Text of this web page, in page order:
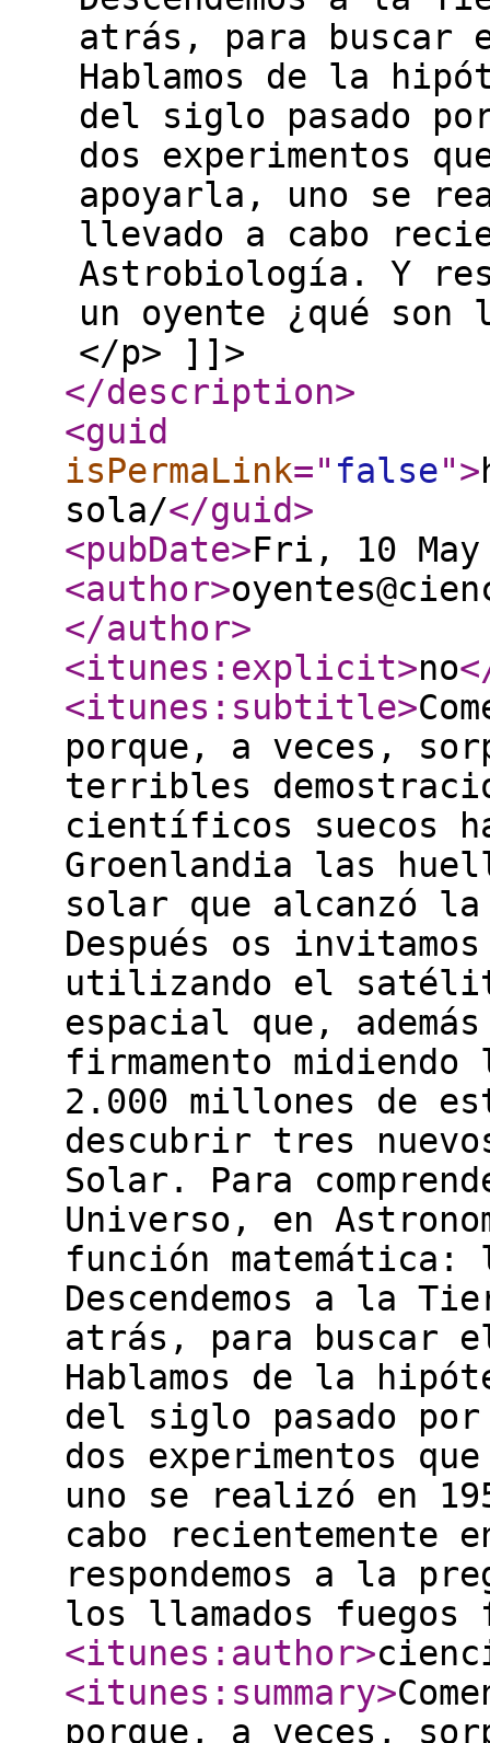
atrás, para buscar
Hablamos de la
del siglo pasado
dos experimentos
apoyarla, uno se
llevado a cabo
Astrobiología. Y
un oyente ¿qué
</p> ]]>
</description>
<guid
isPermaLink=" false">
sola/</guid>
<pubDate>Fri, 10 May
<author>
</author>
<itunes:explicit>no
<itunes:subtitle>
porque, a veces,
terribles
científicos suecos
Groenlandia las
solar que alcanzó
Después os
utilizando el
espacial que,
firmamento
2.000 millones de
descubrir tres
Solar. Para
Universo, en
función
Descendemos a la
atrás, para buscar
Hablamos de la
del siglo pasado
dos experimentos
uno se realizó en
cabo recientemente
respondemos a la
los llamados fuegos
<itunes:author>
<itunes:summary>
porque, a veces,